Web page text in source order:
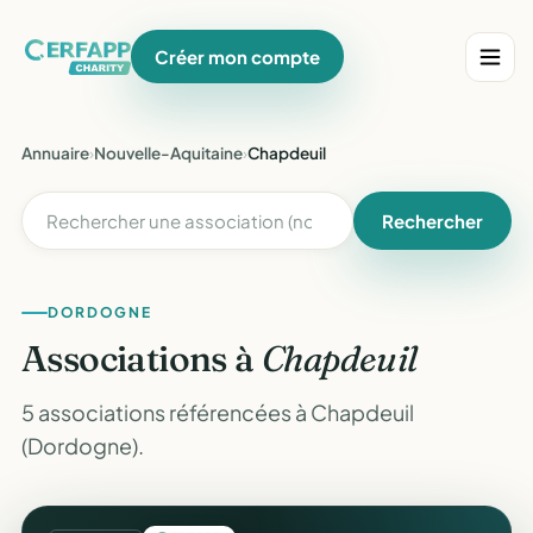
Créer mon compte
Annuaire›Nouvelle-Aquitaine›Chapdeuil
Rechercher
DORDOGNE
Associations à Chapdeuil
5 associations référencées à Chapdeuil
(Dordogne).